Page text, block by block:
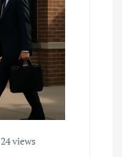
24 views